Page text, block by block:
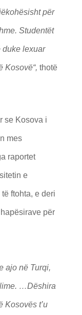
për
Studentët
duke lexuar
Kosovë“, thotë
se Kosova i
mes
raportet
e
ftohta, e deri
për
ajo në Turqi,
…Dëshira
Kosovës t’u